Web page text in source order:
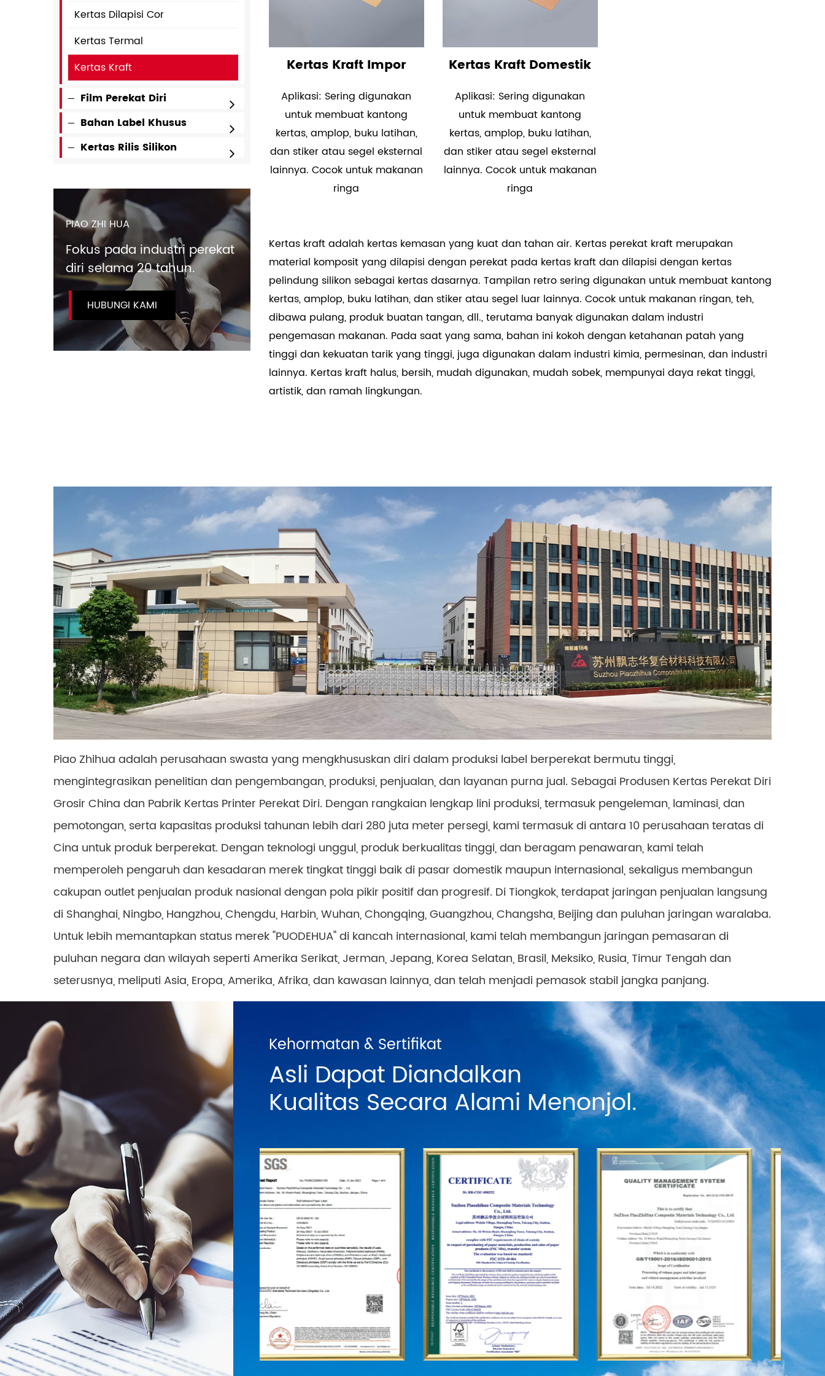
Kertas Dilapisi Cor
Kertas Termal
Kertas Kraft
Film Perekat Diri
Bahan Label Khusus
Kertas Rilis Silikon
PIAO ZHI HUA
Fokus pada industri perekat
diri selama 20 tahun.
HUBUNGI KAMI
Kertas Kraft Impor
Aplikasi: Sering digunakan
untuk membuat kantong
kertas, amplop, buku latihan,
dan stiker atau segel eksternal
lainnya. Cocok untuk makanan
ringa
Kertas Kraft Domestik
Aplikasi: Sering digunakan
untuk membuat kantong
kertas, amplop, buku latihan,
dan stiker atau segel eksternal
lainnya. Cocok untuk makanan
ringa
Kertas kraft adalah kertas kemasan yang kuat dan tahan air. Kertas perekat kraft merupakan
material komposit yang dilapisi dengan perekat pada kertas kraft dan dilapisi dengan kertas
pelindung silikon sebagai kertas dasarnya. Tampilan retro sering digunakan untuk membuat kantong
kertas, amplop, buku latihan, dan stiker atau segel luar lainnya. Cocok untuk makanan ringan, teh,
dibawa pulang, produk buatan tangan, dll., terutama banyak digunakan dalam industri
pengemasan makanan. Pada saat yang sama, bahan ini kokoh dengan ketahanan patah yang
tinggi dan kekuatan tarik yang tinggi, juga digunakan dalam industri kimia, permesinan, dan industri
lainnya. Kertas kraft halus, bersih, mudah digunakan, mudah sobek, mempunyai daya rekat tinggi,
artistik, dan ramah lingkungan.
Piao Zhihua adalah perusahaan swasta yang mengkhususkan diri dalam produksi label berperekat bermutu tinggi,
mengintegrasikan penelitian dan pengembangan, produksi, penjualan, dan layanan purna jual. Sebagai Produsen Kertas Perekat Diri
Grosir China dan Pabrik Kertas Printer Perekat Diri. Dengan rangkaian lengkap lini produksi, termasuk pengeleman, laminasi, dan
pemotongan, serta kapasitas produksi tahunan lebih dari 280 juta meter persegi, kami termasuk di antara 10 perusahaan teratas di
Cina untuk produk berperekat. Dengan teknologi unggul, produk berkualitas tinggi, dan beragam penawaran, kami telah
memperoleh pengaruh dan kesadaran merek tingkat tinggi baik di pasar domestik maupun internasional, sekaligus membangun
cakupan outlet penjualan produk nasional dengan pola pikir positif dan progresif. Di Tiongkok, terdapat jaringan penjualan langsung
di Shanghai, Ningbo, Hangzhou, Chengdu, Harbin, Wuhan, Chongqing, Guangzhou, Changsha, Beijing dan puluhan jaringan waralaba.
Untuk lebih memantapkan status merek "PUODEHUA" di kancah internasional, kami telah membangun jaringan pemasaran di
puluhan negara dan wilayah seperti Amerika Serikat, Jerman, Jepang, Korea Selatan, Brasil, Meksiko, Rusia, Timur Tengah dan
seterusnya, meliputi Asia, Eropa, Amerika, Afrika, dan kawasan lainnya, dan telah menjadi pemasok stabil jangka panjang.
Kehormatan & Sertifikat
Asli Dapat Diandalkan
Kualitas Secara Alami Menonjol.